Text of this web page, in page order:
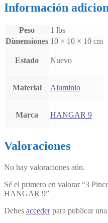
Información
Peso
1 lbs
Dimensiones 10 × 10 × 10 cm
Estado Nuevo
Material Aluminio
Marca HANGAR 9
Valoraciones
No hay valoraciones aún.
Sé el primero en valorar “3
HANGAR 9”
Debes accederpara publicar una